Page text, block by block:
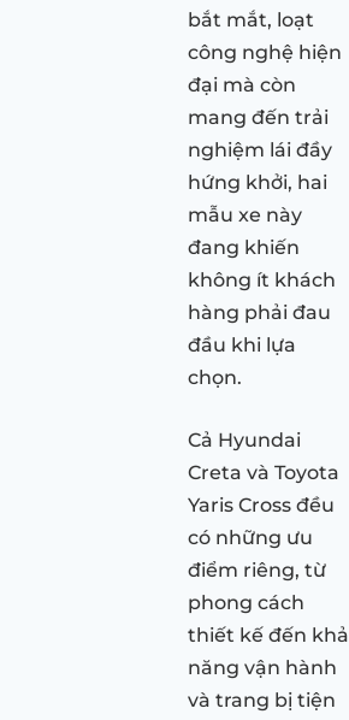
bắt mắt, loạt
công nghệ hiện
đại mà còn
mang đến trải
nghiệm lái đầy
hứng khởi, hai
mẫu xe này
đang khiến
không ít khách
hàng phải đau
đầu khi lựa
chọn.
Cả Hyundai
Creta và Toyota
Yaris Cross đều
có những ưu
điểm riêng, từ
phong cách
thiết kế đến khả
năng vận hành
và trang bị tiện